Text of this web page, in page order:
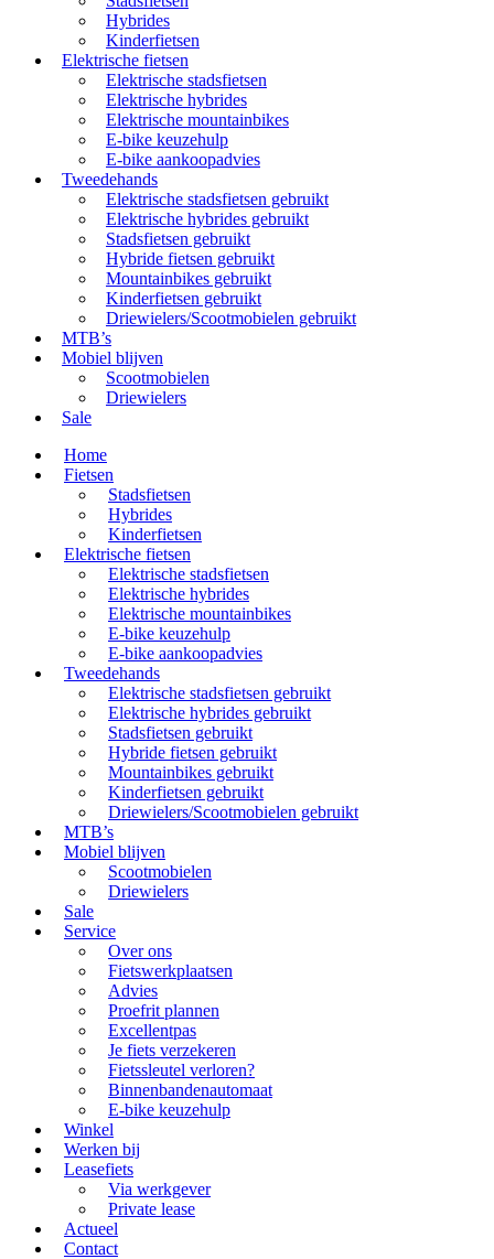
Hybrides
Kinderfietsen
Elektrische fietsen
Elektrische stadsfietsen
Elektrische hybrides
Elektrische mountainbikes
E-bike keuzehulp
E-bike aankoopadvies
Tweedehands
Elektrische stadsfietsen gebruikt
Elektrische hybrides gebruikt
Stadsfietsen gebruikt
Hybride fietsen gebruikt
Mountainbikes gebruikt
Kinderfietsen gebruikt
Driewielers/Scootmobielen gebruikt
MTB’s
Mobiel blijven
Scootmobielen
Driewielers
Sale
Home
Fietsen
Stadsfietsen
Hybrides
Kinderfietsen
Elektrische fietsen
Elektrische stadsfietsen
Elektrische hybrides
Elektrische mountainbikes
E-bike keuzehulp
E-bike aankoopadvies
Tweedehands
Elektrische stadsfietsen gebruikt
Elektrische hybrides gebruikt
Stadsfietsen gebruikt
Hybride fietsen gebruikt
Mountainbikes gebruikt
Kinderfietsen gebruikt
Driewielers/Scootmobielen gebruikt
MTB’s
Mobiel blijven
Scootmobielen
Driewielers
Sale
Service
Over ons
Fietswerkplaatsen
Advies
Proefrit plannen
Excellentpas
Je fiets verzekeren
Fietssleutel verloren?
Binnenbandenautomaat
E-bike keuzehulp
Winkel
Werken bij
Leasefiets
Via werkgever
Private lease
Actueel
Contact